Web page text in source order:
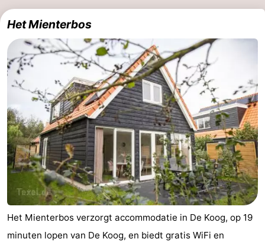
Het Mienterbos
Het Mienterbos verzorgt accommodatie in De Koog, op 19
minuten lopen van De Koog, en biedt gratis WiFi en